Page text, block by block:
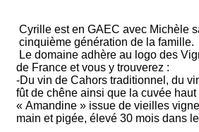
Cyrille est en GAEC avec Michèle
cinquième génération de la famille.
Le domaine adhère au logo des
de France et vous y trouverez :
-Du vin de Cahors traditionnel, du
fût de chêne ainsi que la cuvée haut
« Amandine » issue de vieilles
main et pigée, élevé 30 mois dans